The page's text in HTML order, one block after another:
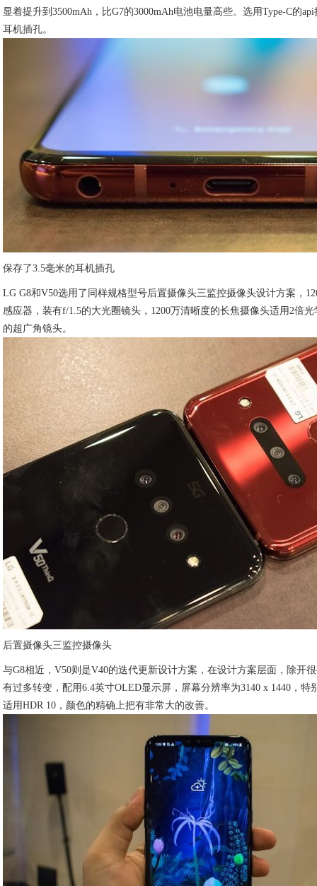
显着提升到3500mAh，比G7的3000mAh电池电量高些。选用Type-C的
耳机插孔。
保存了3.5毫米的耳机插孔
LG G8和V50选用了同样规格型号后置摄像头三监控摄像头设计方案，
感应器，装有f/1.5的大光圈镜头，1200万清晰度的长焦摄像头适用2倍
的超广角镜头。
后置摄像头三监控摄像头
与G8相近，V50则是V40的迭代更新设计方案，在设计方案层面，除开
有过多转变，配用6.4英寸OLED显示屏，屏幕分辨率为3140 x 1440，特
适用HDR 10，颜色的精确上把有非常大的改善。